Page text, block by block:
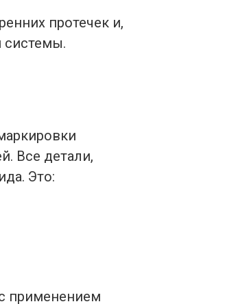
протечек и,
системы.
Все детали,
Это:
применением